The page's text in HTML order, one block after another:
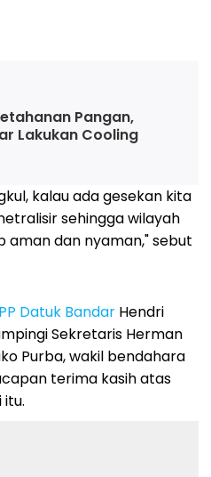
Pangan,
Lakukan Cooling
kalau ada gesekan kita
sehingga wilayah
aman dan nyaman," sebut
Datuk Bandar Hendri
Sekretaris Herman
Purba, wakil bendahara
terima kasih atas